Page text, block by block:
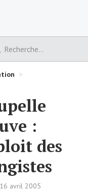
>
:
des
avril 2005